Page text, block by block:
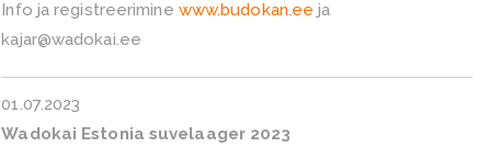
Info ja registreerimine www.budokan.ee ja
kajar@wadokai.ee
01.07.2023
Wadokai Estonia suvelaager 2023